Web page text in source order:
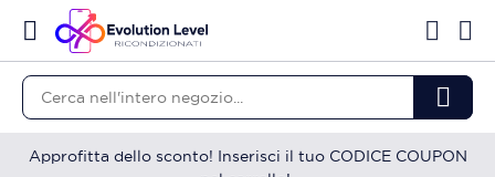
Approfitta dello sconto! Inserisci il tuo CODICE COUPON